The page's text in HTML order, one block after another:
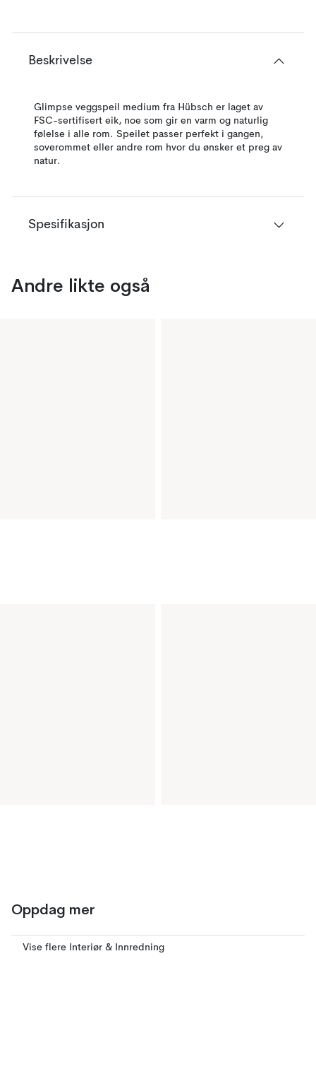
Beskrivelse
Glimpse veggspeil medium fra Hübsch er laget av
FSC-sertifisert eik, noe som gir en varm og naturlig
følelse i alle rom. Speilet passer perfekt i gangen,
soverommet eller andre rom hvor du ønsker et preg av
natur.
Spesifikasjon
Andre likte også
Oppdag mer
Vise flere Interiør & Innredning